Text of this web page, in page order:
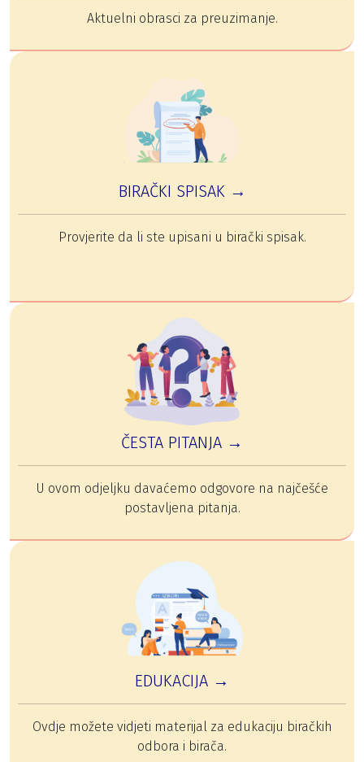
Aktuelni obrasci za preuzimanje.
BIRAČKI SPISAK →
Provjerite da li ste upisani u birački spisak.
ČESTA PITANJA →
U ovom odjeljku davaćemo odgovore na najčešće
postavljena pitanja.
EDUKACIJA →
Ovdje možete vidjeti materijal za edukaciju biračkih
odbora i birača.